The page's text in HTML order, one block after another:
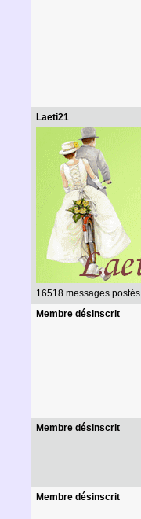
Laeti21
16518 messages postés
Membre désinscrit
Membre désinscrit
Membre désinscrit